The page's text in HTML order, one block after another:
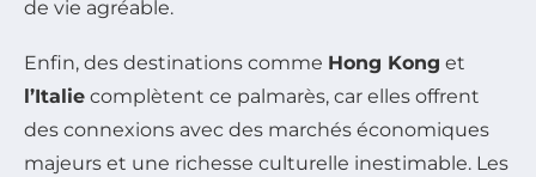
de vie agréable.
Enfin, des destinations comme Hong Kong et
l’Italie complètent ce palmarès, car elles offrent
des connexions avec des marchés économiques
majeurs et une richesse culturelle inestimable. Les